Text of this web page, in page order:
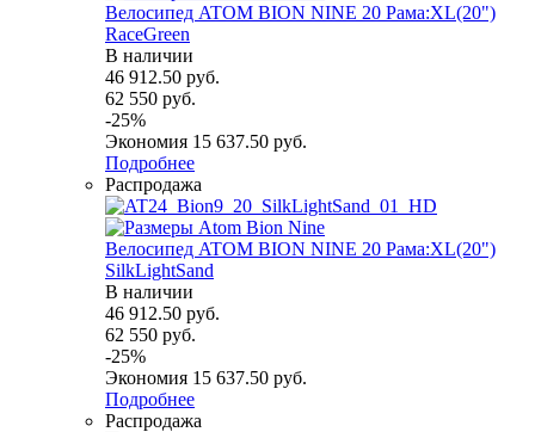
Велосипед ATOM BION NINE 20 Рама:XL(20")
RaceGreen
В наличии
46 912.50 руб.
62 550 руб.
-25%
Экономия 15 637.50 руб.
Подробнее
Распродажа
Велосипед ATOM BION NINE 20 Рама:XL(20")
SilkLightSand
В наличии
46 912.50 руб.
62 550 руб.
-25%
Экономия 15 637.50 руб.
Подробнее
Распродажа